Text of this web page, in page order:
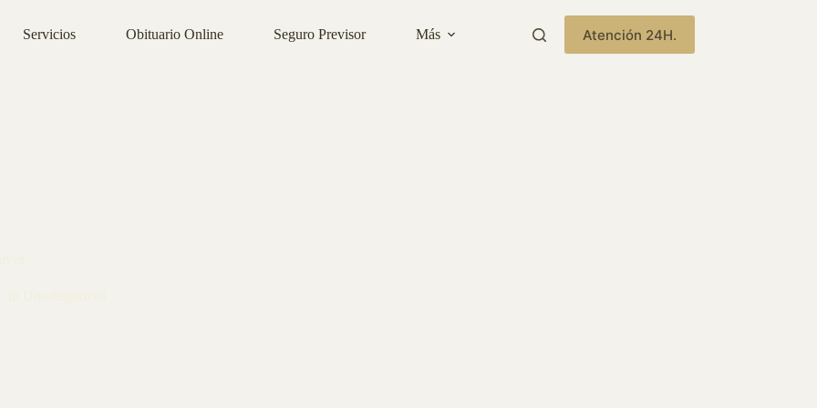
Servicios Obituario Online Seguro Previsor Más Atención 24H.